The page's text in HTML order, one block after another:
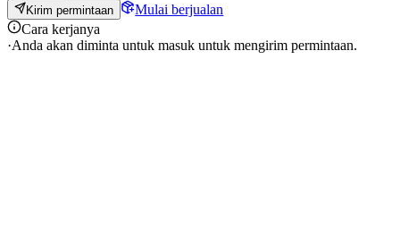
Kirim permintaan
Mulai berjualan
Cara kerjanya
·Anda akan diminta untuk masuk untuk mengirim permintaan.